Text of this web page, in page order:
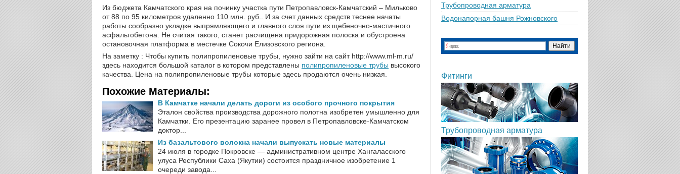
Из бюджета Камчатского края на починку участка пути Петропавловск-Камчатский – Мильково
от 88 по 95 километров удаленно 110 млн. руб.. И за счет данных средств теснее начаты
работы сообразно укладке выпрямляющего и главного слоя пути из щебеночно-мастичного
асфальтобетона. Не считая такого, станет расчищена придорожная полоска и обустроена
остановочная платформа в местечке Сокочи Елизовского региона.
На заметку : Чтобы купить полипропиленовые трубы, нужно зайти на сайт http://www.ml-m.ru/
здесь находится большой каталог в котором представлены полипропиленовые трубы высокого
качества. Цена на полипропиленовые трубы которые здесь продаются очень низкая.
Похожие Материалы:
В Камчатке начали делать дороги из особого прочного покрытия
Эталон свойства производства дорожного полотна изобретен умышленно для
Камчатки. Его презентацию заранее провел в Петропавловске-Камчатском
доктор...
Из базальтового волокна начали выпускать новые материалы
24 июля в городке Покровске — административном центре Хангаласского
улуса Республики Саха (Якутии) состоится праздничное изобретение 1
очереди завода...
Трубопроводная арматура
Водонапорная башня Рожновского
Фитинги
Трубопроводная арматура